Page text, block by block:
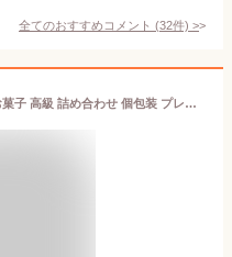
全てのおすすめコメント (32件) >
送料無料 お歳暮 御歳暮 ギフト お菓子 高級 詰め合わせ 個包装 プレゼント スイーツ お取り寄せ 内祝 お返し 御礼 お祝い 贈り物 お土産 御供 お供え MTF-C ミニトリュフケーキ16個入り ブールミッシュ 銀座 洋菓子